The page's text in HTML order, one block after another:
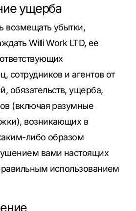
ущерба
возмещать убытки,
Willi Work LTD, ее
сотрудников и агентов от
обязательств, ущерба,
(включая разумные
возникающих в
либо образом
вами настоящих
использованием